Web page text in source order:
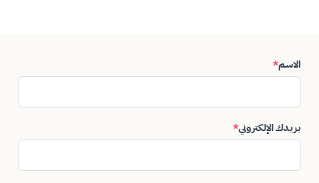
الاسم*
بريدك الإلكتروني*